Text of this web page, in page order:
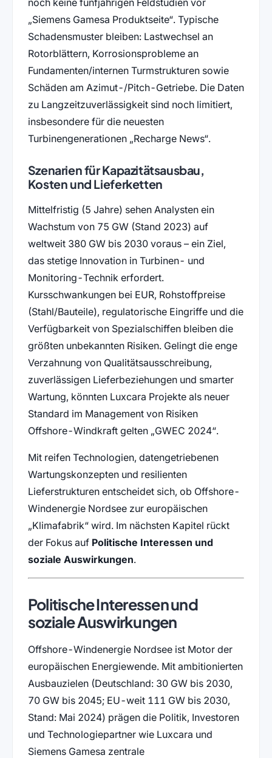
noch keine fünfjährigen Feldstudien vor
Siemens Gamesa Produktseite . Typische
Schadensmuster bleiben: Lastwechsel an
Rotorblättern, Korrosionsprobleme an
Fundamenten/internen Turmstrukturen sowie
Schäden am Azimut-/Pitch-Getriebe. Die Daten
zu Langzeitzuverlässigkeit sind noch limitiert,
insbesondere für die neuesten
Turbinengenerationen Recharge News .
Szenarien für Kapazitätsausbau,
Kosten und Lieferketten
Mittelfristig (5 Jahre) sehen Analysten ein
Wachstum von 75 GW (Stand 2023) auf
weltweit 380 GW bis 2030 voraus – ein Ziel,
das stetige Innovation in Turbinen- und
Monitoring-Technik erfordert.
Kursschwankungen bei EUR, Rohstoffpreise
(Stahl/Bauteile), regulatorische Eingriffe und die
Verfügbarkeit von Spezialschiffen bleiben die
größten unbekannten Risiken. Gelingt die enge
Verzahnung von Qualitätsausschreibung,
zuverlässigen Lieferbeziehungen und smarter
Wartung, könnten Luxcara Projekte als neuer
Standard im Management von Risiken
Offshore-Windkraft gelten GWEC 2024 .
Mit reifen Technologien, datengetriebenen
Wartungskonzepten und resilienten
Lieferstrukturen entscheidet sich, ob Offshore-
Windenergie Nordsee zur europäischen
„Klimafabrik“ wird. Im nächsten Kapitel rückt
der Fokus auf Politische Interessen und
soziale Auswirkungen.
Politische Interessen und
soziale Auswirkungen
Offshore-Windenergie Nordsee ist Motor der
europäischen Energiewende. Mit ambitionierten
Ausbauzielen (Deutschland: 30 GW bis 2030,
70 GW bis 2045; EU-weit 111 GW bis 2030,
Stand: Mai 2024) prägen die Politik, Investoren
und Technologiepartner wie Luxcara und
Siemens Gamesa zentrale